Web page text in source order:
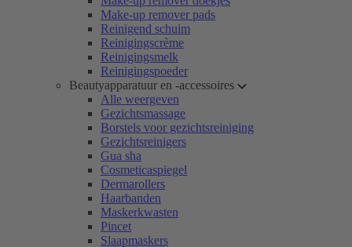
Make-up remover pads
Reinigend schuim
Reinigingscrème
Reinigingsmelk
Reinigingspoeder
Beautyapparatuur en -accessoires
Alle weergeven
Gezichtsmassage
Borstels voor gezichtsreiniging
Gezichtsreinigers
Gua sha
Cosmeticaspiegel
Dermarollers
Haarbanden
Maskerkwasten
Pincet
Slaapmaskers